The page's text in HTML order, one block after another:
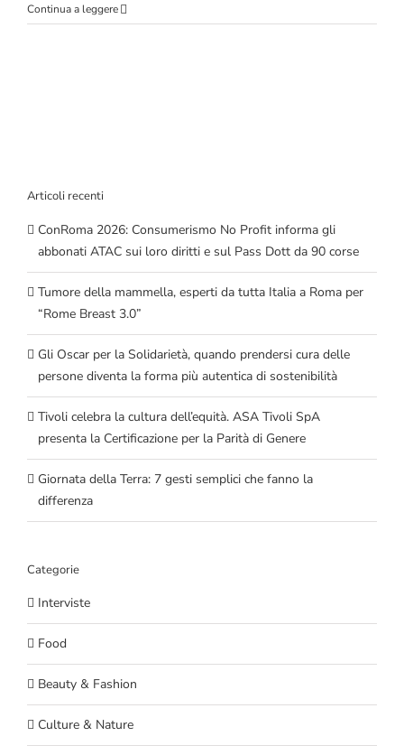
Continua a leggere
Articoli recenti
ConRoma 2026: Consumerismo No Profit informa gli
abbonati ATAC sui loro diritti e sul Pass Dott da 90 corse
Tumore della mammella, esperti da tutta Italia a Roma per
“Rome Breast 3.0”
Gli Oscar per la Solidarietà, quando prendersi cura delle
persone diventa la forma più autentica di sostenibilità
Tivoli celebra la cultura dell’equità. ASA Tivoli SpA
presenta la Certificazione per la Parità di Genere
Giornata della Terra: 7 gesti semplici che fanno la
differenza
Categorie
Interviste
Food
Beauty & Fashion
Culture & Nature